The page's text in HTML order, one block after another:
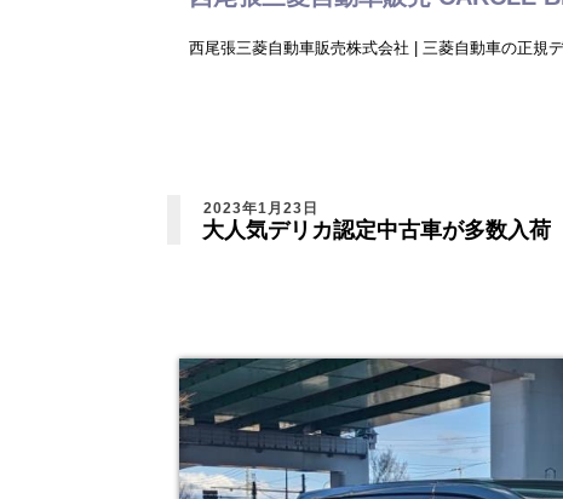
西尾張三菱自動車販売株式会社 | 三菱自動車の正規
2023年1月23日
大人気デリカ認定中古車が多数入荷